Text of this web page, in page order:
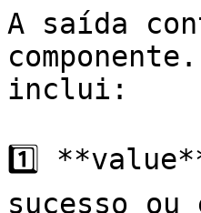
A saída
inclui:
1️⃣
sucesso